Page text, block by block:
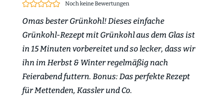
Noch keine Bewertungen
Omas bester Grünkohl! Dieses einfache
Grünkohl-Rezept mit Grünkohl aus dem Glas ist
in 15 Minuten vorbereitet und so lecker, dass wir
ihn im Herbst & Winter regelmäßig nach
Feierabend futtern. Bonus: Das perfekte Rezept
für Mettenden, Kassler und Co.